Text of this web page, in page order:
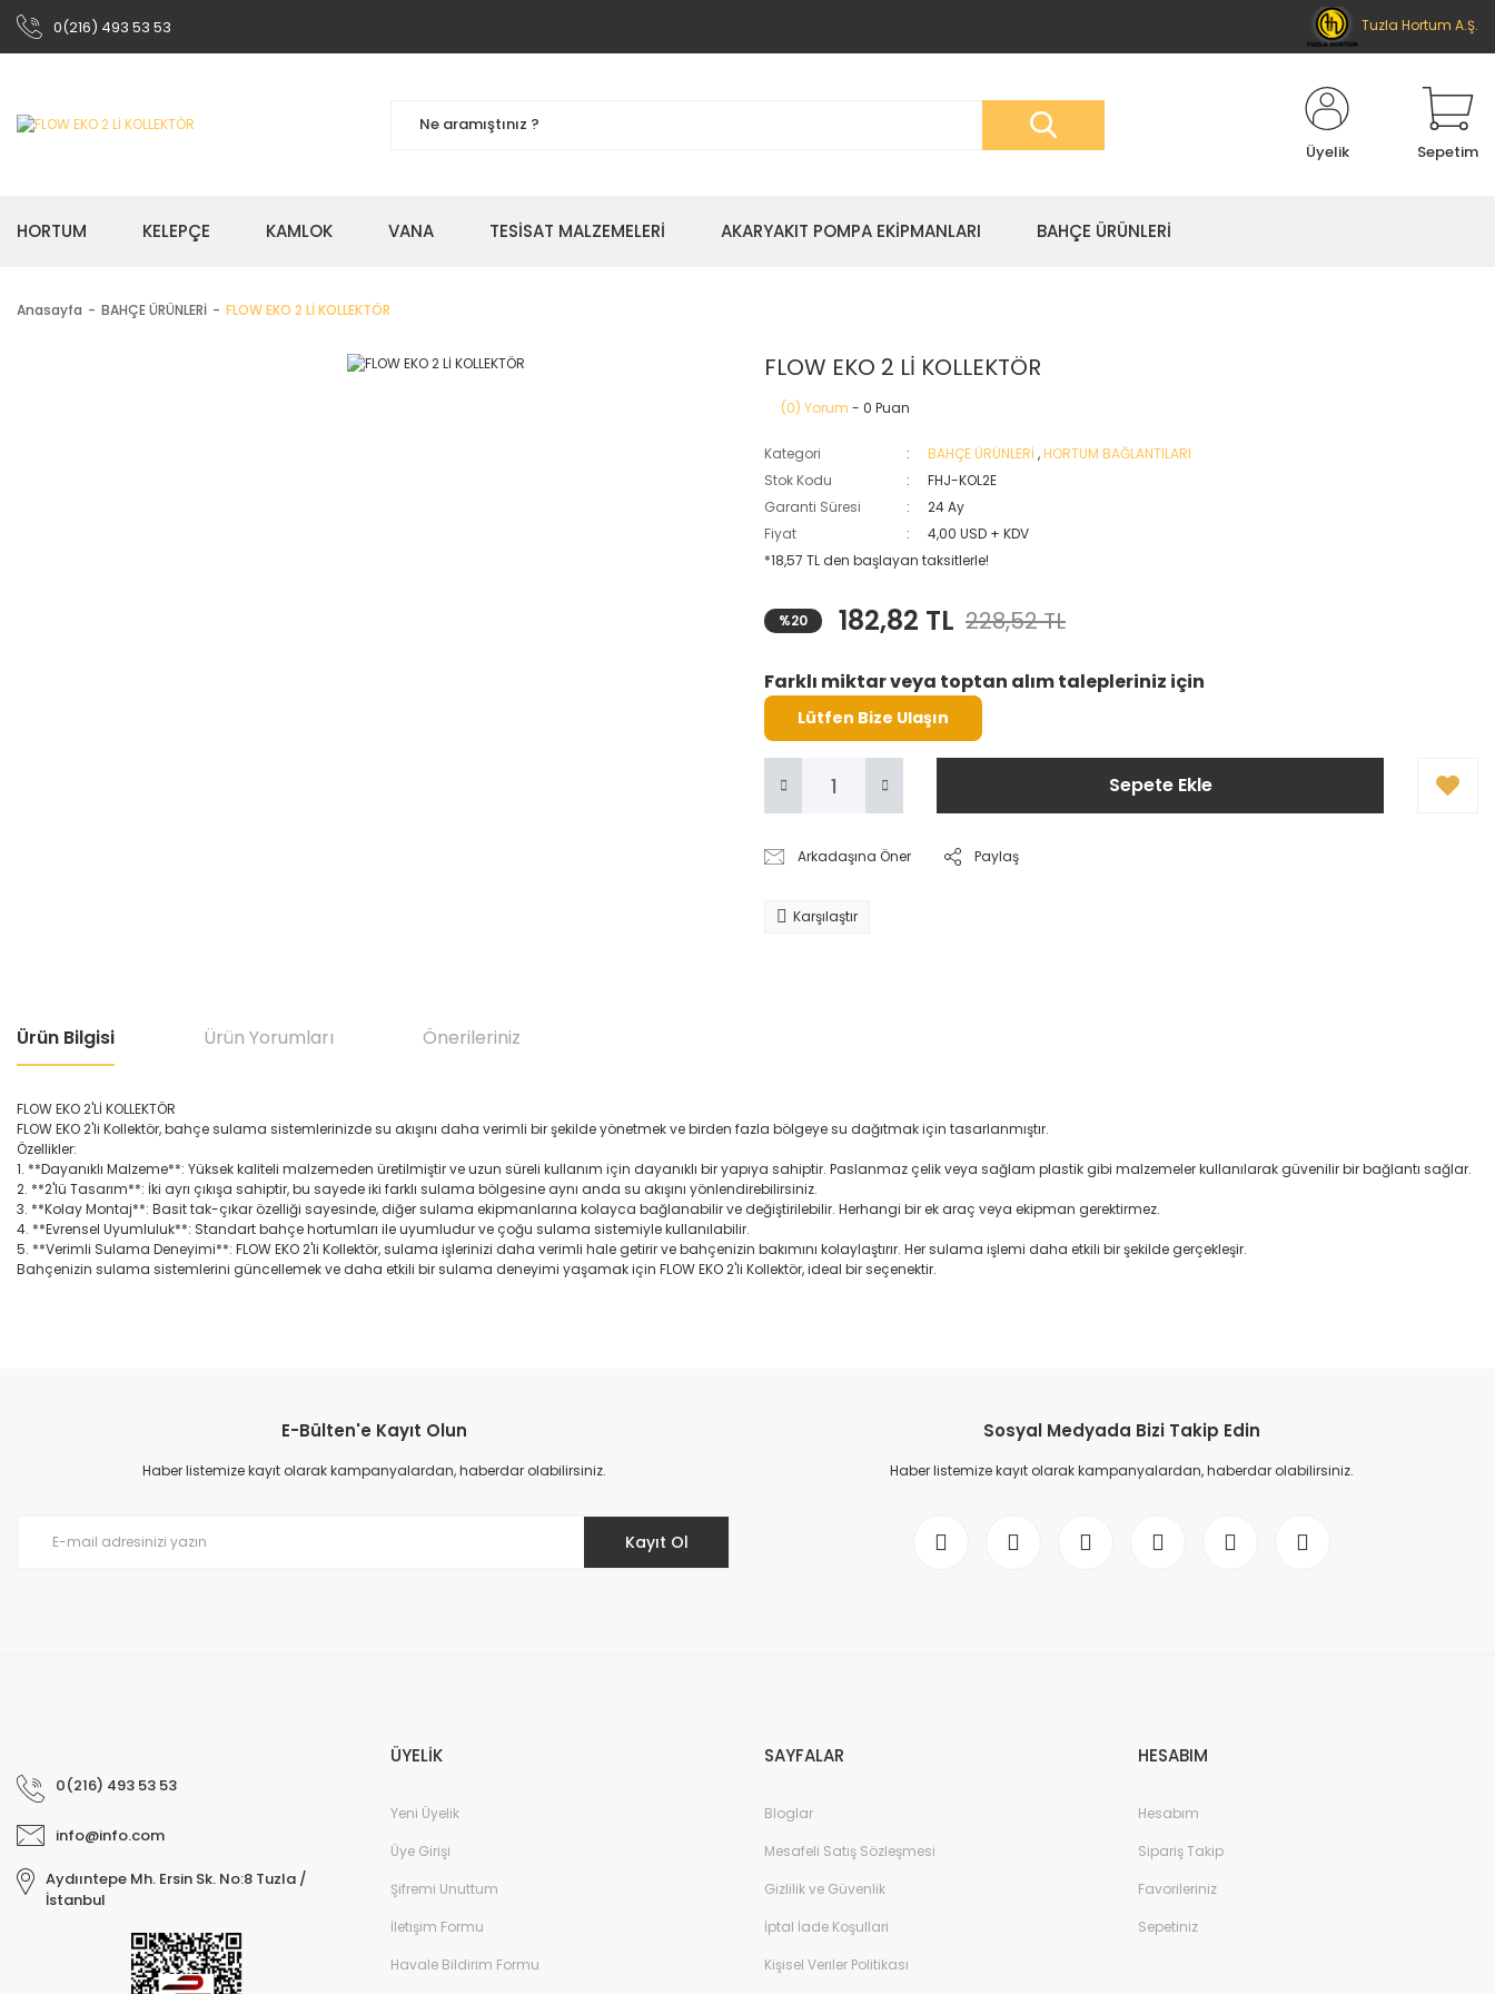
0(216) 493 53 53 Tuzla Hortum A.Ş.
Üyelik Sepetim
HORTUM KELEPÇE KAMLOK VANA TESİSAT MALZEMELERİ AKARYAKIT POMPA EKİPMANLARI BAHÇE ÜRÜNLERİ
Anasayfa BAHÇE ÜRÜNLERİ FLOW EKO 2 Lİ KOLLEKTÖR
FLOW EKO 2 Lİ KOLLEKTÖR
(0) Yorum - 0 Puan
Kategori BAHÇE ÜRÜNLERİ ,HORTUM BAĞLANTILARI
Stok Kodu
FHJ-KOL2E
Garanti Süresi
24 Ay
Fiyat
4,00 USD + KDV
*18,57 TL den başlayan taksitlerle!
%20 182,82 TL 228,52 TL
Farklı miktar veya toptan alım talepleriniz için
Lütfen Bize Ulaşın
Sepete Ekle
Arkadaşına Öner Paylaş
Karşılaştır
Ürün Bilgisi Ürün Yorumları Önerileriniz
FLOW EKO 2'Lİ KOLLEKTÖR
FLOW EKO 2'li Kollektör, bahçe sulama sistemlerinizde su akışını daha verimli bir şekilde yönetmek ve birden fazla bölgeye su dağıtmak için tasarlanmıştır.
Özellikler:
1. **Dayanıklı Malzeme**: Yüksek kaliteli malzemeden üretilmiştir ve uzun süreli kullanım için dayanıklı bir yapıya sahiptir. Paslanmaz çelik veya sağlam plastik gibi malzemeler kullanılarak güvenilir bir bağlantı sağlar.
2. **2'lü Tasarım**: İki ayrı çıkışa sahiptir, bu sayede iki farklı sulama bölgesine aynı anda su akışını yönlendirebilirsiniz.
3. **Kolay Montaj**: Basit tak-çıkar özelliği sayesinde, diğer sulama ekipmanlarına kolayca bağlanabilir ve değiştirilebilir. Herhangi bir ek araç veya ekipman gerektirmez.
4. **Evrensel Uyumluluk**: Standart bahçe hortumları ile uyumludur ve çoğu sulama sistemiyle kullanılabilir.
5. **Verimli Sulama Deneyimi**: FLOW EKO 2'li Kollektör, sulama işlerinizi daha verimli hale getirir ve bahçenizin bakımını kolaylaştırır. Her sulama işlemi daha etkili bir şekilde gerçekleşir.
Bahçenizin sulama sistemlerini güncellemek ve daha etkili bir sulama deneyimi yaşamak için FLOW EKO 2'li Kollektör, ideal bir seçenektir.
Ürün resmi kalitesiz, bozuk veya görüntülenemiyor.
Ürün açıklamasında eksik bilgiler bulunuyor.
E-Bülten'e Kayıt Olun
Haber listemize kayıt olarak kampanyalardan, haberdar olabilirsiniz.
Kayıt Ol
Sosyal Medyada Bizi Takip Edin
Haber listemize kayıt olarak kampanyalardan, haberdar olabilirsiniz.
0(216) 493 53 53
info@info.com
Aydııntepe Mh. Ersin Sk. No:8 Tuzla /
İstanbul
ÜYELİK
Yeni Üyelik
Üye Girişi
Şifremi Unuttum
İletişim Formu
Havale Bildirim Formu
SAYFALAR
Bloglar
Mesafeli Satış Sözleşmesi
Gizlilik ve Güvenlik
İptal İade Koşullari
Kişisel Veriler Politikası
HESABIM
Hesabım
Sipariş Takip
Favorileriniz
Sepetiniz